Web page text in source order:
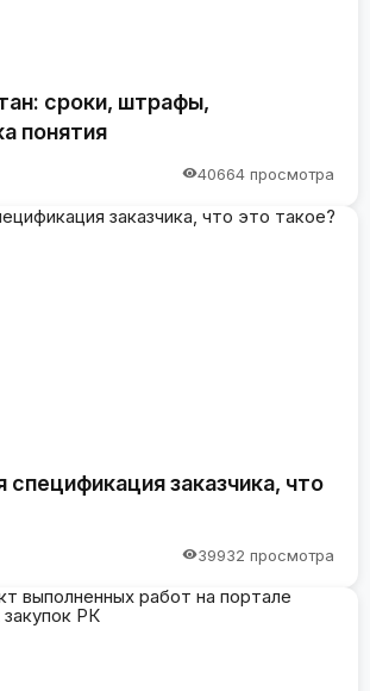
сроки, штрафы,
понятия
40664 просмотра
спецификация заказчика, что
39932 просмотра